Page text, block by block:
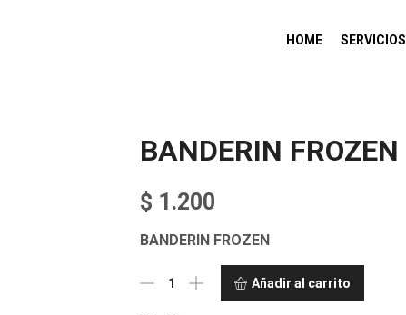
HOME SERVICIOS
BANDERIN FROZEN
$ 1.200
BANDERIN FROZEN
Añadir al carrito